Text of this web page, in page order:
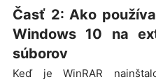
Časť 2: Ako
Windows 10 na
súborov
Keď je WinRAR